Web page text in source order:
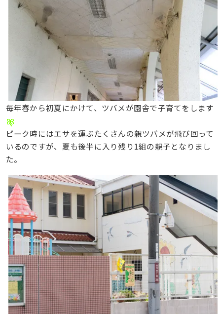
毎年春から初夏にかけて、ツバメが園舎で子育てをします
ピーク時にはエサを運ぶたくさんの親ツバメが飛び回って
いるのですが、夏も後半に入り残り1組の親子となりまし
た。